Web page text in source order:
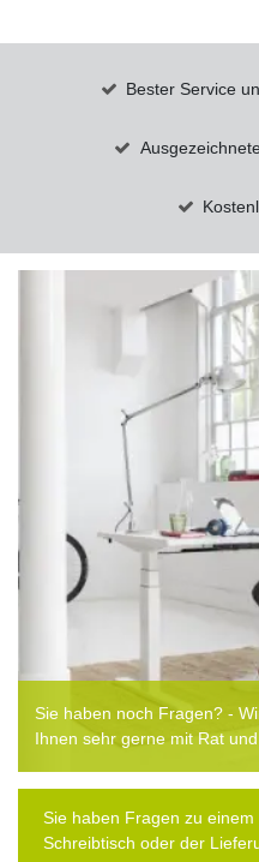
Bester Service
Sie haben noch Fragen? -
Ihnen sehr gerne mit Rat
Sie haben Fragen zu
Schreibtisch oder der